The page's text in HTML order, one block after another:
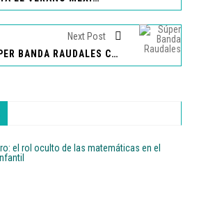
Next Post
SÚPER BANDA RAUDALES CELEBRA 50 AÑOS DE MÚSICA INOLVIDABLE